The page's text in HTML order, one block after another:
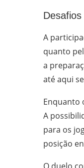
A
quanto
a
até aqui
Enquanto
A
para os
posição